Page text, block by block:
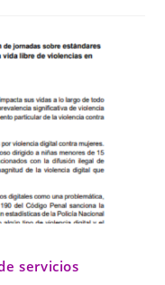
servicios